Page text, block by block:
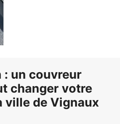
: un couvreur
changer votre
ville de Vignaux